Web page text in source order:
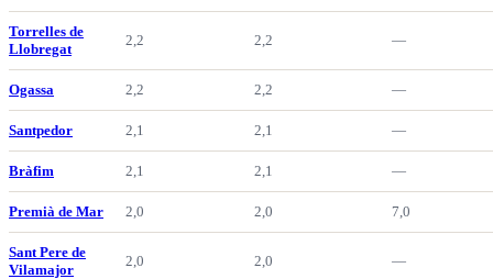
Torrelles de
Llobregat
2,2 2,2 —
Ogassa 2,2 2,2 —
Santpedor 2,1 2,1 —
Bràfim 2,1 2,1 —
Premià de Mar 2,0 2,0 7,0
Sant Pere de
Vilamajor
2,0 2,0 —